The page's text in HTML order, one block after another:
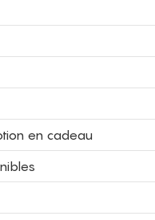
en cadeau